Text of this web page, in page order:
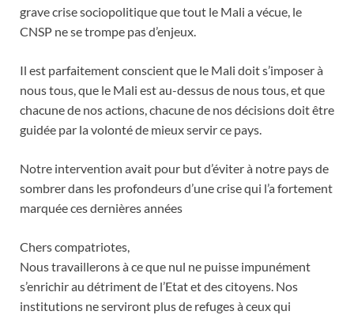
grave crise sociopolitique que tout le Mali a vécue, le
CNSP ne se trompe pas d’enjeux.
Il est parfaitement conscient que le Mali doit s’imposer à
nous tous, que le Mali est au-dessus de nous tous, et que
chacune de nos actions, chacune de nos décisions doit être
guidée par la volonté de mieux servir ce pays.
Notre intervention avait pour but d’éviter à notre pays de
sombrer dans les profondeurs d’une crise qui l’a fortement
marquée ces dernières années
Chers compatriotes,
Nous travaillerons à ce que nul ne puisse impunément
s’enrichir au détriment de l’Etat et des citoyens. Nos
institutions ne serviront plus de refuges à ceux qui